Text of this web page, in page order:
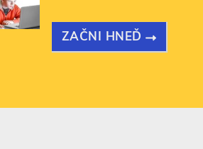
ZAČNI HNEĎ